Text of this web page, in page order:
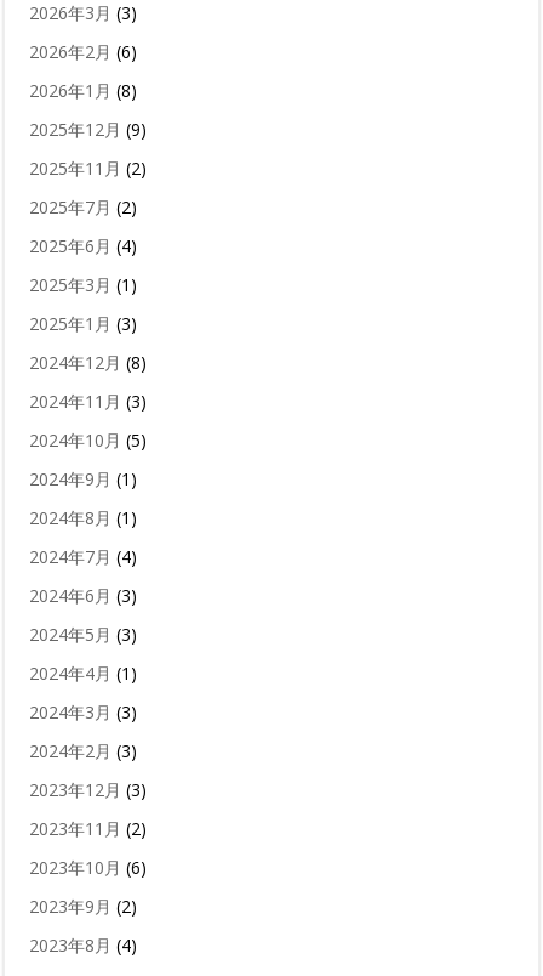
2026年3月 (3)
2026年2月 (6)
2026年1月 (8)
2025年12月 (9)
2025年11月 (2)
2025年7月 (2)
2025年6月 (4)
2025年3月 (1)
2025年1月 (3)
2024年12月 (8)
2024年11月 (3)
2024年10月 (5)
2024年9月 (1)
2024年8月 (1)
2024年7月 (4)
2024年6月 (3)
2024年5月 (3)
2024年4月 (1)
2024年3月 (3)
2024年2月 (3)
2023年12月 (3)
2023年11月 (2)
2023年10月 (6)
2023年9月 (2)
2023年8月 (4)